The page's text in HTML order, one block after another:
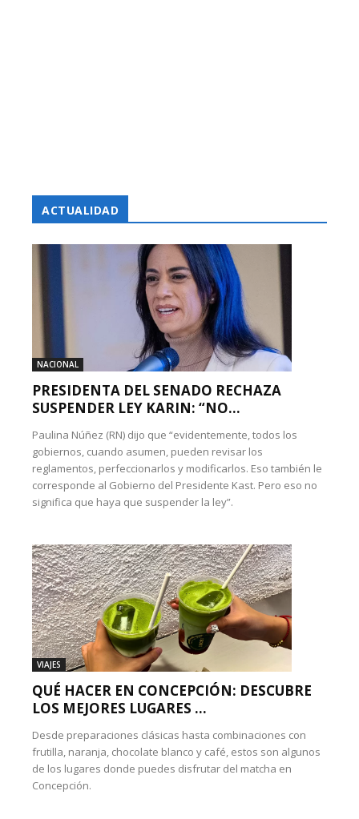
ACTUALIDAD
NACIONAL
PRESIDENTA DEL SENADO RECHAZA
SUSPENDER LEY KARIN: “NO...
Paulina Núñez (RN) dijo que “evidentemente, todos los
gobiernos, cuando asumen, pueden revisar los
reglamentos, perfeccionarlos y modificarlos. Eso también le
corresponde al Gobierno del Presidente Kast. Pero eso no
significa que haya que suspender la ley”.
VIAJES
QUÉ HACER EN CONCEPCIÓN: DESCUBRE
LOS MEJORES LUGARES ...
Desde preparaciones clásicas hasta combinaciones con
frutilla, naranja, chocolate blanco y café, estos son algunos
de los lugares donde puedes disfrutar del matcha en
Concepción.